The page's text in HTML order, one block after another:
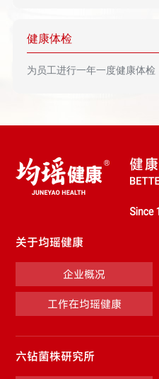
健康体检
为员工进行一年一度健康体检
关于均瑶健康
企业概况
工作在均瑶健康
六钻菌株研究所